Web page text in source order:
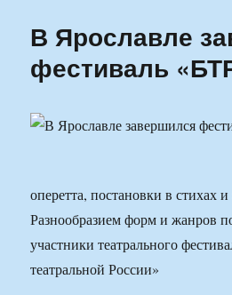
В Ярославле
фестиваль
оперетта, постановки в стихах
Разнообразием форм и жанров
участники театрального
театральной России»